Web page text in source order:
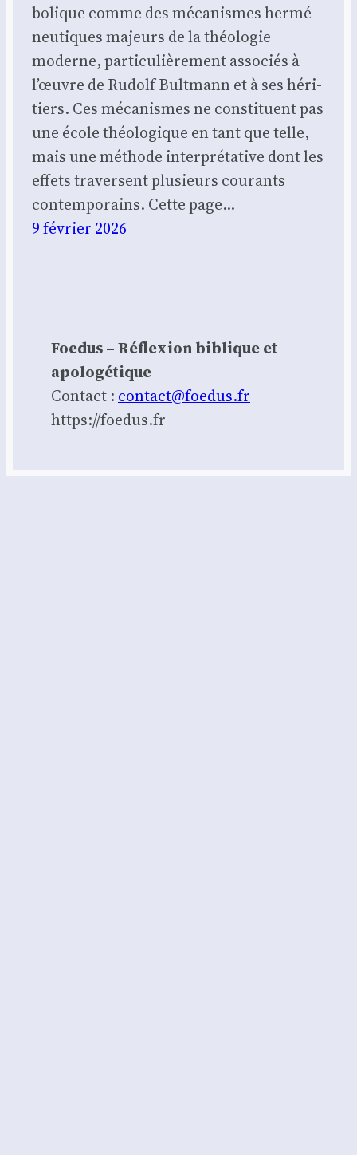
bo­lique comme des méca­nismes her­mé­
neu­tiques majeurs de la théo­lo­gie
moderne, par­ti­cu­liè­re­ment asso­ciés à
l’œuvre de Rudolf Bult­mann et à ses héri­
tiers. Ces méca­nismes ne consti­tuent pas
une école théo­lo­gique en tant que telle,
mais une méthode inter­pré­ta­tive dont les
effets tra­versent plu­sieurs cou­rants
contem­po­rains. Cette page…
9 février 2026
Foedus – Réflexion biblique et
apologétique
Contact : contact@foedus.fr
https://foedus.fr⁠